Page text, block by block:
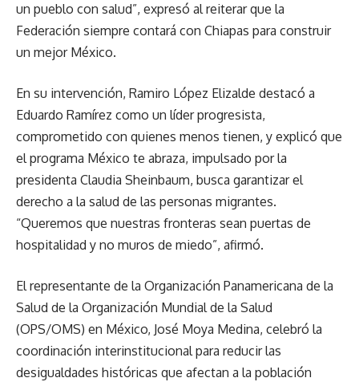
un pueblo con salud”, expresó al reiterar que la
Federación siempre contará con Chiapas para construir
un mejor México.
En su intervención, Ramiro López Elizalde destacó a
Eduardo Ramírez como un líder progresista,
comprometido con quienes menos tienen, y explicó que
el programa México te abraza, impulsado por la
presidenta Claudia Sheinbaum, busca garantizar el
derecho a la salud de las personas migrantes.
“Queremos que nuestras fronteras sean puertas de
hospitalidad y no muros de miedo”, afirmó.
El representante de la Organización Panamericana de la
Salud de la Organización Mundial de la Salud
(OPS/OMS) en México, José Moya Medina, celebró la
coordinación interinstitucional para reducir las
desigualdades históricas que afectan a la población